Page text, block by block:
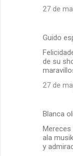
27 de
Guido
de su
27 de
Blanca
ala
y